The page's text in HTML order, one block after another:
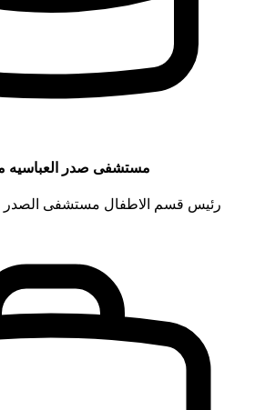
مستشفى صدر العباسيه
رئيس قسم الاطفال مستشفى الصدر